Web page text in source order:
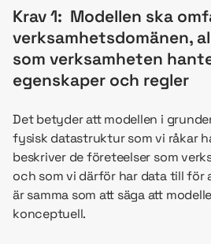
Krav 1: Modellen ska
verksamhetsdomänen,
som verksamheten
egenskaper och regler
Det betyder att modellen i
fysisk datastruktur som vi råkar
beskriver de företeelser som
och som vi därför har data till för
är samma som att säga att
konceptuell.